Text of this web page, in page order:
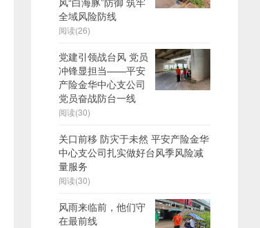
全域风险防线
阅读(26)
党建引领战台风 党员
冲锋显担当——平安
产险金华中心支公司
党员奋战防台一线
阅读(30)
关口前移 防灾于未然 平安产险金华
中心支公司扎实做好台风季风险减
量服务
阅读(30)
风雨来临前，他们守
在最前线